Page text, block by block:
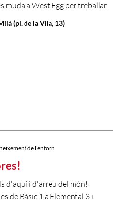
muda a West Egg per treballar.
(pl. de la Vila, 13)
de l'entorn
d'aquí i d'arreu del món!
de Bàsic 1 a Elemental 3 i